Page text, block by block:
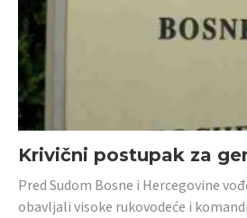
Krivični postupak za
Pred Sudom Bosne i Hercegovine
obavljali visoke rukovodeće i